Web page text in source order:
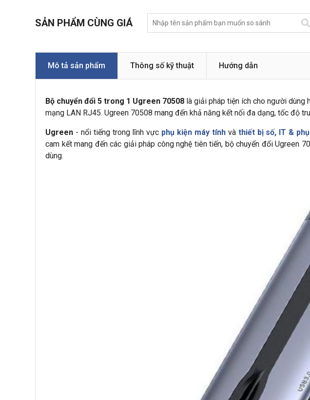
SẢN PHẨM CÙNG GIÁ
Mô tả sản phẩm Thông số kỹ thuật Hướng dẫn
Bộ chuyển đổi 5 trong 1 Ugreen 70508 là giải pháp tiện ích cho người dùng
mạng LAN RJ45. Ugreen 70508 mang đến khả năng kết nối đa dạng, tốc độ
Ugreen - nổi tiếng trong lĩnh vực phụ kiện máy tínhvà thiết bị số, IT &
cam kết mang đến các giải pháp công nghệ tiên tiến, bộ chuyển đổi Ugreen
dùng.